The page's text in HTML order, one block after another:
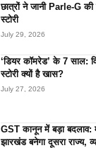
छात्रों ने जानी Parle-G
स्टोरी
July 29, 2026
‘डियर कॉमरेड’ के 7 साल:
स्टोरी क्यों है खास?
July 27, 2026
GST कानून में बड़ा बदलाव:
झारखंड बनेगा दूसरा राज्य,